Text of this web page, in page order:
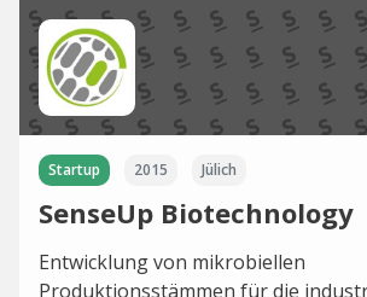
Startup 2015 Jülich
SenseUp Biotechnology
Entwicklung von mikrobiellen
Produktionsstämmen für die